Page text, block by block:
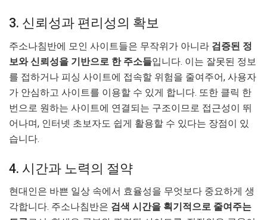
3. 신뢰성과 편리성의 확보
주소나침반에 모인 사이트들은 무작위가 아니라 검증된 정
보와 신뢰성을 기반으로 한 주소들입니다. 이는 잘못된 정보
를 접하거나 피싱 사이트에 접속할 위험을 줄여주어, 사용자
가 안심하고 사이트를 이용할 수 있게 합니다. 또한 클릭 한
번으로 원하는 사이트에 연결되는 구조이므로 접근성이 뛰
어나며, 인터넷 초보자도 쉽게 활용할 수 있다는 장점이 있
습니다.
4. 시간과 노력의 절약
현대인은 바쁜 일상 속에서 효율성을 무엇보다 중요하게 생
각합니다. 주소나침반은 검색 시간을 획기적으로 줄여주는